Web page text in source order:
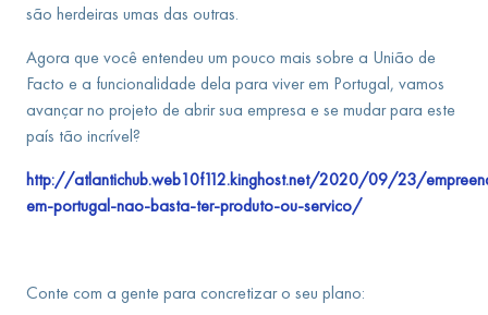
são herdeiras umas das outras.
Agora que você entendeu um pouco mais sobre a União de
Facto e a funcionalidade dela para viver em Portugal, vamos
avançar no projeto de abrir sua empresa e se mudar para este
país tão incrível?
http://atlantichub.web10f112.kinghost.net/2020/09/23/
em-portugal-nao-basta-ter-produto-ou-servico/
Conte com a gente para concretizar o seu plano: